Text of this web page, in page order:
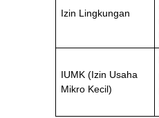
Izin Lingkungan
IUMK (Izin Usaha
Mikro Kecil)